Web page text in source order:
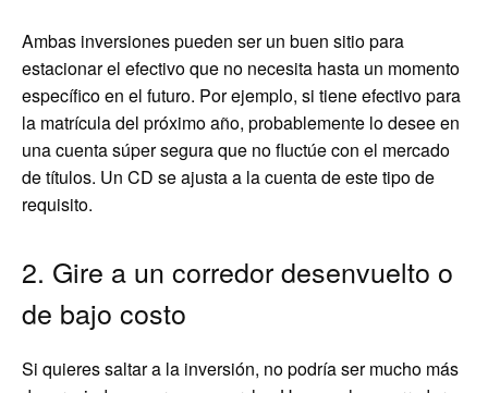
Ambas inversiones pueden ser un buen sitio para
estacionar el efectivo que no necesita hasta un momento
específico en el futuro. Por ejemplo, si tiene efectivo para
la matrícula del próximo año, probablemente lo desee en
una cuenta súper segura que no fluctúe con el mercado
de títulos. Un CD se ajusta a la cuenta de este tipo de
requisito.
2. Gire a un corredor desenvuelto o
de bajo costo
Si quieres saltar a la inversión, no podría ser mucho más